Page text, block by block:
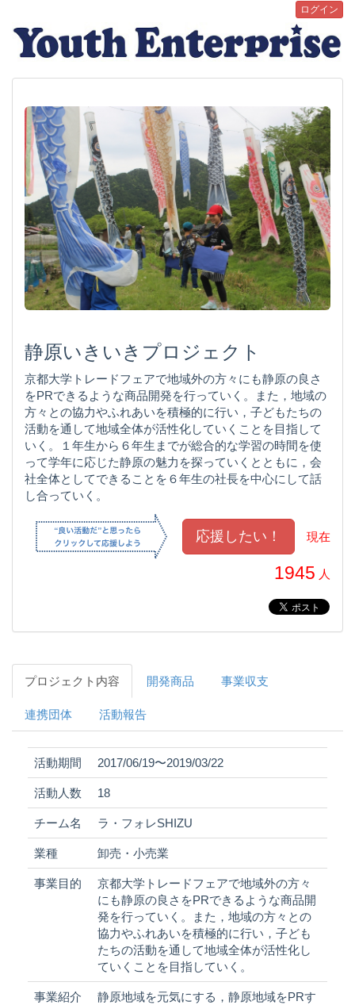
ログイン
静原いきいきプロジェクト
京都大学トレードフェアで地域外の方々にも静原の良さ
をPRできるような商品開発を行っていく。また，地域の
方々との協力やふれあいを積極的に行い，子どもたちの
活動を通して地域全体が活性化していくことを目指して
いく。１年生から６年生までが総合的な学習の時間を使
って学年に応じた静原の魅力を探っていくとともに，会
社全体としてできることを６年生の社長を中心にして話
し合っていく。
現在
1945 人
プロジェクト内容 開発商品 事業収支
連携団体 活動報告
活動期間 2017/06/19〜2019/03/22
活動人数 18
チーム名 ラ・フォレSHIZU
業種 卸売・小売業
事業目的
京都大学トレードフェアで地域外の方々
にも静原の良さをPRできるような商品開
発を行っていく。また，地域の方々との
協力やふれあいを積極的に行い，子ども
たちの活動を通して地域全体が活性化し
ていくことを目指していく。
事業紹介
静原地域を元気にする，静原地域をPRす